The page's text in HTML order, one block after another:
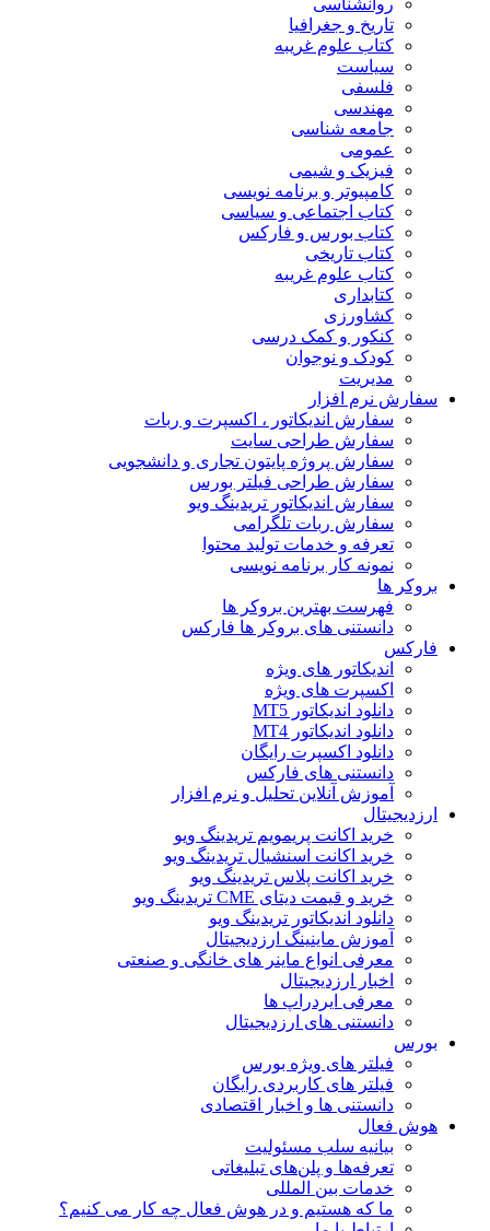
تاریخ و جغرافیا
کتاب علوم غریبه
سیاست
فلسفی
مهندسی
جامعه شناسی
عمومی
فیزیک و شیمی
کامپیوتر و برنامه نویسی
کتاب اجتماعی و سیاسی
کتاب بورس و فارکس
کتاب تاریخی
کتاب علوم غریبه
کتابداری
کشاورزی
کنکور و کمک‌ درسی
کودک و نوجوان
مدیریت
سفارش نرم افزار
سفارش اندیکاتور ، اکسپرت و ربات
سفارش طراحی سایت
سفارش پروژه پایتون تجاری و دانشجویی
سفارش طراحی فیلتر بورس
سفارش اندیکاتور تریدینگ ویو
سفارش ربات تلگرامی
تعرفه و خدمات تولید محتوا
نمونه کار برنامه نویسی
بروکر ها
فهرست بهترین بروکر ها
دانستنی های بروکر ها فارکس
فارکس
اندیکاتور های ویژه
اکسپرت های ویژه
دانلود اندیکاتور MT5
دانلود اندیکاتور MT4
دانلود اکسپرت رایگان
دانستنی های فارکس
آموزش آنلاین تحلیل و نرم افزار
ارزدیجیتال
خرید اکانت پریمویم تریدینگ ویو
خرید اکانت اسنشیال تریدینگ ویو
خرید اکانت پلاس تریدینگ ویو
خرید و قیمت دیتای CME تریدینگ ویو
دانلود اندیکاتور تریدینگ ویو
آموزش ماینینگ ارزدیجیتال
معرفی انواع ماینر های خانگی و صنعتی
اخبار ارزدیجیتال
معرفی ایردراپ ها
دانستنی های ارزدیجیتال
بورس
فیلتر های ویژه بورس
فیلتر های کاربردی رایگان
دانستنی ها و اخبار اقتصادی
هوش فعال
بیانیه سلب مسئولیت
تعرفه‌ها و پلن‌های تبلیغاتی
خدمات بین المللی
ما که هستیم و در هوش فعال چه کار می کنیم؟